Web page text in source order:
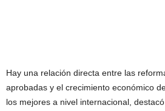
Hay una relación directa entre las
aprobadas y el crecimiento económico
los mejores a nivel internacional,